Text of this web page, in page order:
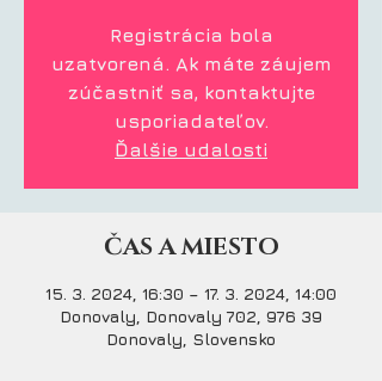
Registrácia bola
uzatvorená. Ak máte záujem
zúčastniť sa, kontaktujte
usporiadateľov.
Ďalšie udalosti
ČAS A MIESTO
15. 3. 2024, 16:30 – 17. 3. 2024, 14:00
Donovaly, Donovaly 702, 976 39
Donovaly, Slovensko